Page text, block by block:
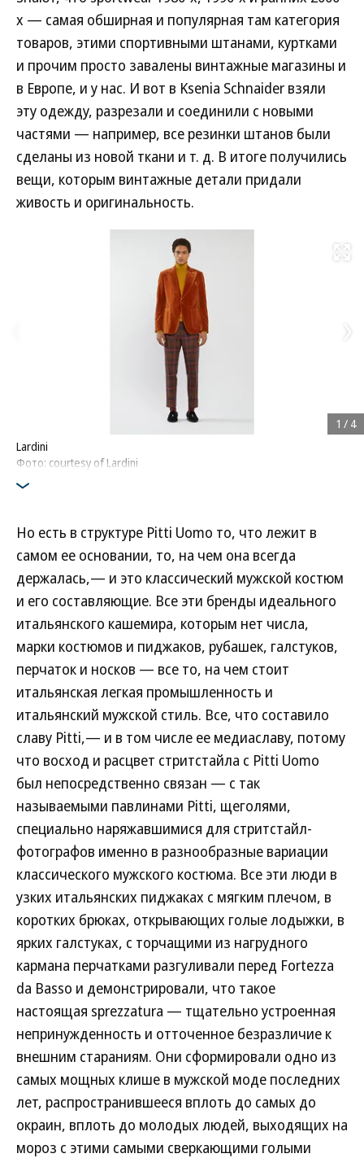
х — самая обширная и популярная там категория
товаров, этими спортивными штанами, куртками
и прочим просто завалены винтажные магазины и
в Европе, и у нас. И вот в Ksenia Schnaider взяли
эту одежду, разрезали и соединили с новыми
частями — например, все резинки штанов были
сделаны из новой ткани и т. д. В итоге получились
вещи, которым винтажные детали придали
живость и оригинальность.
Lardini
Фото: courtesy of Lardini
1 / 4
Но есть в структуре Pitti Uomo то, что лежит в
самом ее основании, то, на чем она всегда
держалась,— и это классический мужской костюм
и его составляющие. Все эти бренды идеального
итальянского кашемира, которым нет числа,
марки костюмов и пиджаков, рубашек, галстуков,
перчаток и носков — все то, на чем стоит
итальянская легкая промышленность и
итальянский мужской стиль. Все, что составило
славу Pitti,— и в том числе ее медиаславу, потому
что восход и расцвет стритстайла с Pitti Uomo
был непосредственно связан — с так
называемыми павлинами Pitti, щеголями,
специально наряжавшимися для стритстайл-
фотографов именно в разнообразные вариации
классического мужского костюма. Все эти люди в
узких итальянских пиджаках с мягким плечом, в
коротких брюках, открывающих голые лодыжки, в
ярких галстуках, с торчащими из нагрудного
кармана перчатками разгуливали перед Fortezza
da Basso и демонстрировали, что такое
настоящая sprezzatura — тщательно устроенная
непринужденность и отточенное безразличие к
внешним стараниям. Они сформировали одно из
самых мощных клише в мужской моде последних
лет, распространившееся вплоть до самых до
окраин, вплоть до молодых людей, выходящих на
мороз с этими самыми сверкающими голыми